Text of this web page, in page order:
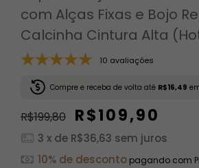
com Alças Fixas e Bojo
Calcinha Cintura Alta
10 avaliações
Compre e receba de volta até R$16,49
R$199,80 R$109,90
3 x de R$36,63 sem juros
10% de desconto pagando com